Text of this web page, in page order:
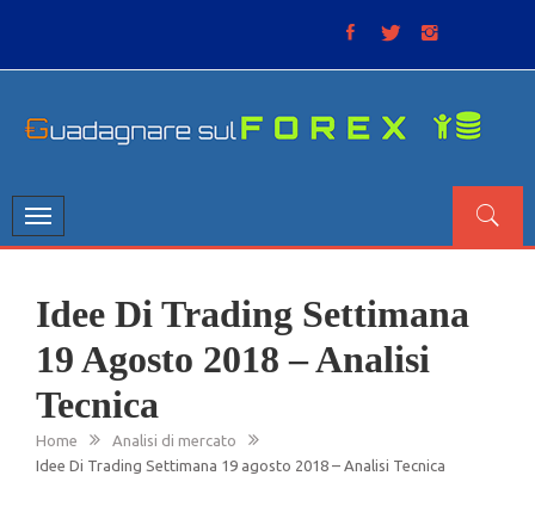
Toggle
navigation
Idee Di Trading Settimana
19 Agosto 2018 – Analisi
Tecnica
Home
Analisi di mercato
Idee Di Trading Settimana 19 agosto 2018 – Analisi Tecnica